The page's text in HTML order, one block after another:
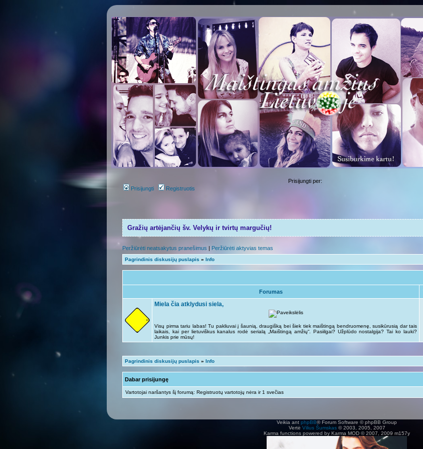
Prisijungti Registruotis
Prisijungti per:
Gražių artėjančių šv. Velykų ir tvirtų margučių!
Peržiūrėti neatsakytus pranešimus | Peržiūrėti aktyvias temas
Pagrindinis diskusijų puslapis » Info
Forumas
Miela čia atklydusi siela,
Visų pirma tariu labas! Tu pakliuvai į šaunią, draugišką bei šiek tiek maištingą bendruomenę, susikūrusią dar tais
laikais, kai per lietuviškus kanalus rodė serialą „Maištingą amžių“. Pasiilgai? Užplūdo nostalgija? Tai ko lauki?
Junkis prie mūsų!
Pagrindinis diskusijų puslapis » Info
Dabar prisijungę
Vartotojai naršantys šį forumą: Registruotų vartotojų nėra ir 1 svečias
Veikia ant phpBB® Forum Software © phpBB Group
Vertė Vilius Šumskas© 2003, 2005, 2007
Karma functions powered by Karma MOD © 2007, 2009 m157y